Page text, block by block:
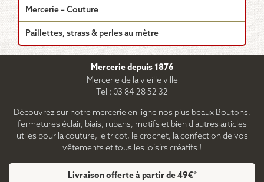
Mercerie – Couture
Paillettes, strass & perles au mètre
Mercerie depuis 1876
Mercerie de la vieille ville
Tel : 03 84 28 52 32
Découvrez sur notre mercerie en ligne nos plus beaux Boutons,
fermetures éclair, biais, rubans, motifs et bien d'autres articles
utiles pour la couture, le tricot, le crochet, la confection de vos
vêtements et tous les loisirs créatifs !
Livraison offerte à partir de 49€*